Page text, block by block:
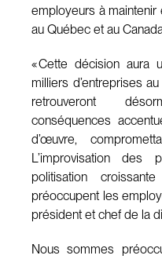
employeurs à
au Québec et au
« Cette décision aura
milliers d’entreprises
retrouveront
conséquences
d’œuvre,
L’improvisation des
politisation
préoccupent les
président et chef de la
Nous sommes